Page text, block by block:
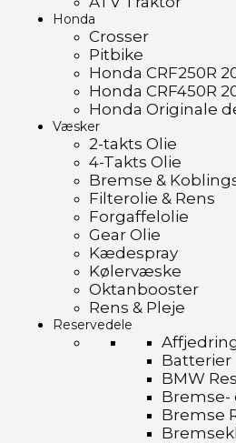
Honda
Crosser
Pitbike
Honda CRF250R
Honda CRF450R
Honda Originale
Væsker
2-takts Olie
4-Takts Olie
Bremse &
Filterolie & Rens
Forgaffelolie
Gear Olie
Kædespray
Kølervæske
Oktanbooster
Rens & Pleje
Reservedele
Batterier
BMW
Bremse-
Bremse